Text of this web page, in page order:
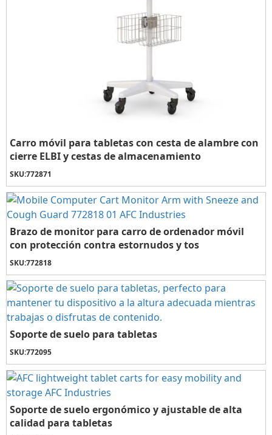
Carro móvil para tabletas con cesta de alambre con
cierre ELBI y cestas de almacenamiento
SKU:772871
Brazo de monitor para carro de ordenador móvil
con protección contra estornudos y tos
SKU:772818
Soporte de suelo para tabletas
SKU:772095
Soporte de suelo ergonómico y ajustable de alta
calidad para tabletas